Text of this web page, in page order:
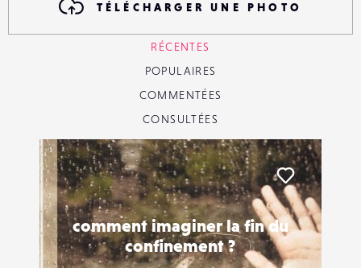
TÉLÉCHARGER UNE PHOTO
RÉCENTES
POPULAIRES
COMMENTÉES
CONSULTÉES
comment imaginer la fin du
confinement ?
Liker